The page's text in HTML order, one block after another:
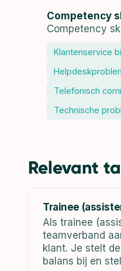
Competency
Competency
Klantenservice
Telefonisch
Technische
Relevant
Trainee
Als trainee
teamverband
klant. Je stelt
balans bij en